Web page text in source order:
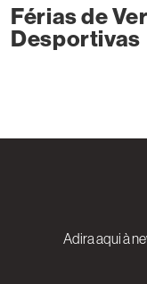
Férias de
Desportivas
Adira aqui à